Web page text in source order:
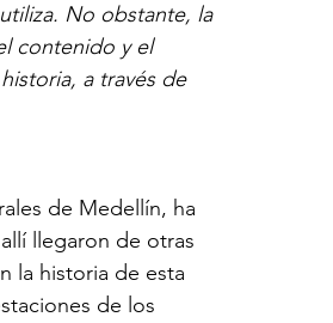
No obstante, la
contenido y el
a través de
de Medellín, ha
llegaron de otras
la historia de esta
de los